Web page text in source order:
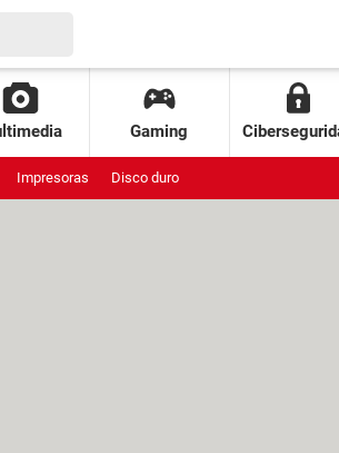
Gaming
Impresoras Disco duro